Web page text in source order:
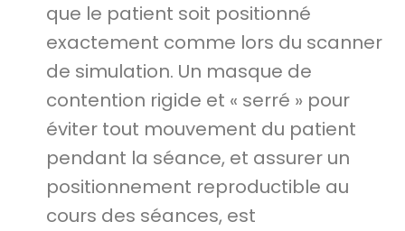
que le patient soit positionné
exactement comme lors du scanner
de simulation. Un masque de
contention rigide et « serré » pour
éviter tout mouvement du patient
pendant la séance, et assurer un
positionnement reproductible au
cours des séances, est